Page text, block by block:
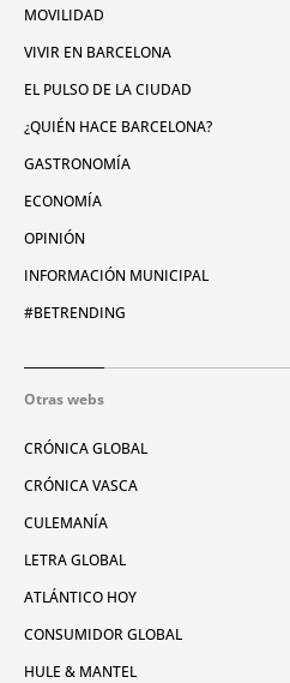
MOVILIDAD
VIVIR EN BARCELONA
EL PULSO DE LA CIUDAD
¿QUIÉN HACE BARCELONA?
GASTRONOMÍA
ECONOMÍA
OPINIÓN
INFORMACIÓN MUNICIPAL
#BETRENDING
Otras webs
CRÓNICA GLOBAL
CRÓNICA VASCA
CULEMANÍA
LETRA GLOBAL
ATLÁNTICO HOY
CONSUMIDOR GLOBAL
HULE & MANTEL